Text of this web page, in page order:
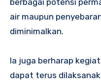
berbagai potensi
air maupun
diminimalkan.
Ia juga berharap
dapat terus